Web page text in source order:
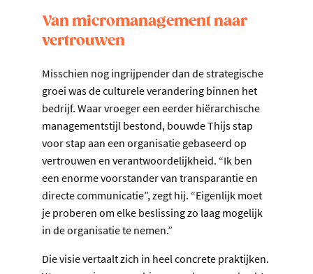
Van micromanagement naar
vertrouwen
Misschien nog ingrijpender dan de strategische
groei was de culturele verandering binnen het
bedrijf. Waar vroeger een eerder hiërarchische
managementstijl bestond, bouwde Thijs stap
voor stap aan een organisatie gebaseerd op
vertrouwen en verantwoordelijkheid. “Ik ben
een enorme voorstander van transparantie en
directe communicatie”, zegt hij. “Eigenlijk moet
je proberen om elke beslissing zo laag mogelijk
in de organisatie te nemen.”
Die visie vertaalt zich in heel concrete praktijken.